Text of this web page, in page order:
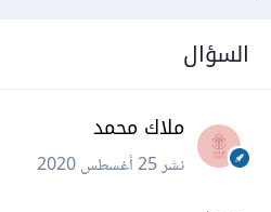
السؤال
ملاك محمد
نشر25 أغسطس 2020